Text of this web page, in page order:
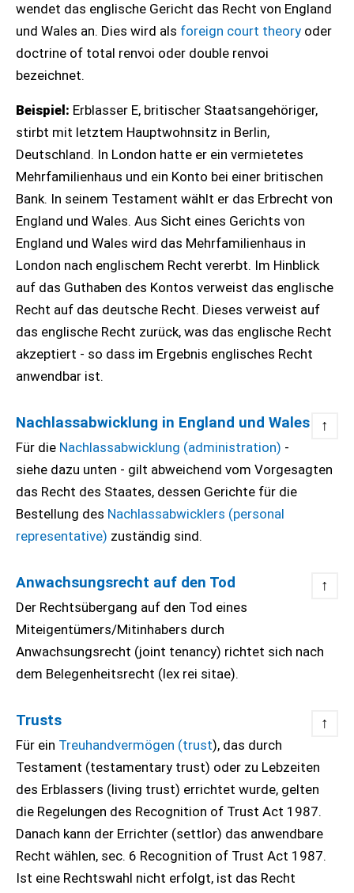
wendet das englische Gericht das Recht von England
und Wales an. Dies wird als foreign court theory oder
doctrine of total renvoi oder double renvoi
bezeichnet.
Beispiel: Erblasser E, britischer Staatsangehöriger,
stirbt mit letztem Hauptwohnsitz in Berlin,
Deutschland. In London hatte er ein vermietetes
Mehrfamilienhaus und ein Konto bei einer britischen
Bank. In seinem Testament wählt er das Erbrecht von
England und Wales. Aus Sicht eines Gerichts von
England und Wales wird das Mehrfamilienhaus in
London nach englischem Recht vererbt. Im Hinblick
auf das Guthaben des Kontos verweist das englische
Recht auf das deutsche Recht. Dieses verweist auf
das englische Recht zurück, was das englische Recht
akzeptiert - so dass im Ergebnis englisches Recht
anwendbar ist.
Nachlassabwicklung in England und Wales ↑
Für die Nachlassabwicklung (administration) -
siehe dazu unten - gilt abweichend vom Vorgesagten
das Recht des Staates, dessen Gerichte für die
Bestellung des Nachlassabwicklers (personal
representative) zuständig sind.
Anwachsungsrecht auf den Tod ↑
Der Rechtsübergang auf den Tod eines
Miteigentümers/Mitinhabers durch
Anwachsungsrecht (joint tenancy) richtet sich nach
dem Belegenheitsrecht (lex rei sitae).
Trusts ↑
Für ein Treuhandvermögen (trust), das durch
Testament (testamentary trust) oder zu Lebzeiten
des Erblassers (living trust) errichtet wurde, gelten
die Regelungen des Recognition of Trust Act 1987.
Danach kann der Errichter (settlor) das anwendbare
Recht wählen, sec. 6 Recognition of Trust Act 1987.
Ist eine Rechtswahl nicht erfolgt, ist das Recht